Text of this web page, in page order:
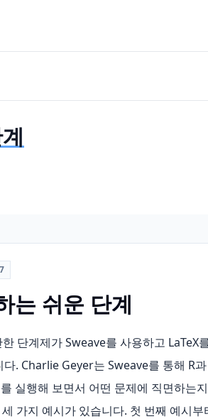
는 쉬운 단계
단계제가 Sweave를 사용하고
. Charlie Geyer는 Sweave를 통해 R과
실행해 보면서 어떤 문제에 직면하
가지 예시가 있습니다. 첫 번째 예시